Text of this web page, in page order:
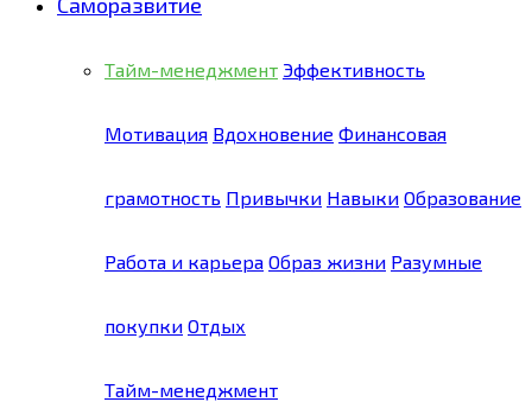
Тайм-менеджмент Эффективность
Мотивация Вдохновение Финансовая
грамотность Привычки Навыки Образование
Работа и карьера Образ жизни Разумные
покупки Отдых
Тайм-менеджмент